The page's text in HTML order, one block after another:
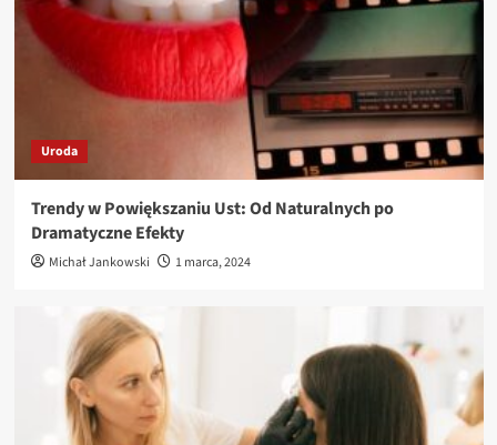
Uroda
Trendy w Powiększaniu Ust: Od Naturalnych po
Dramatyczne Efekty
Michał Jankowski 1 marca, 2024